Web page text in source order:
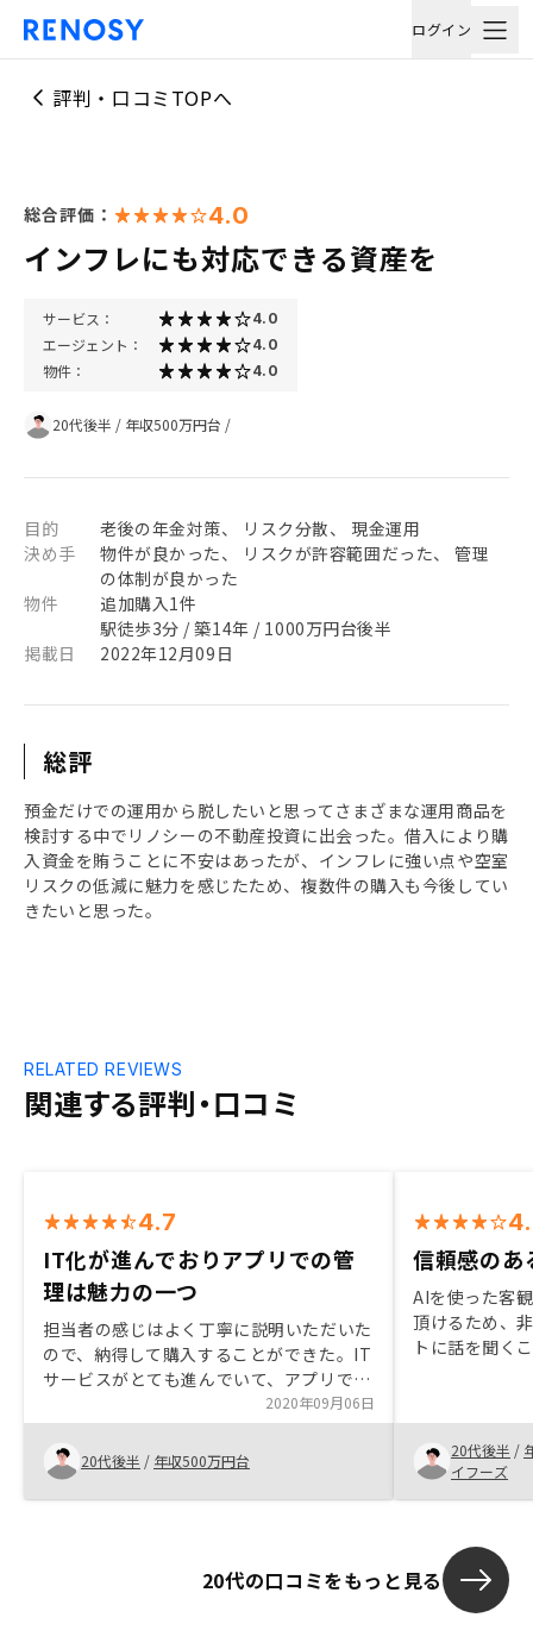
ログイン
評判・口コミTOPへ
総合評価： 4.0
インフレにも対応できる資産を
サービス： 4.0
エージェント： 4.0
物件： 4.0
20代後半 / 年収500万円台 /
目的
老後の年金対策、 リスク分散、 現金運用
決め手
物件が良かった、 リスクが許容範囲だった、 管理
の体制が良かった
物件
追加購入1件
駅徒歩3分 / 築14年 / 1000万円台後半
掲載日
2022年12月09日
総評
預金だけでの運用から脱したいと思ってさまざまな運用商品を
検討する中でリノシーの不動産投資に出会った。借入により購
入資金を賄うことに不安はあったが、インフレに強い点や空室
リスクの低減に魅力を感じたため、複数件の購入も今後してい
きたいと思った。
関連する評判・口コミ
RELATED REVIEWS
4.7
IT化が進んでおりアプリでの管
理は魅力の一つ
担当者の感じはよく丁寧に説明いただいた
ので、納得して購入することができた。IT
サービスがとても進んでいて、アプリで管
理できるというのは魅力の一つ。関係法令
や、用語を調べられるようなサイトに飛べ
るといい。
2020年09月06日
20代後半 / 年収500万円台
信頼感のあ
AIを使った客
頂けるため、
トに話を聞く
ることができ
20代後半 /
イフーズ
20代の口コミをもっと見る